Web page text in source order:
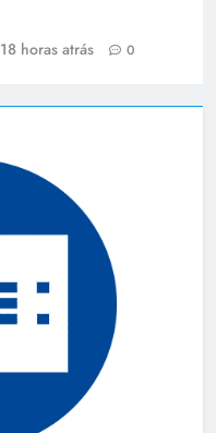
18 horas atrás 0